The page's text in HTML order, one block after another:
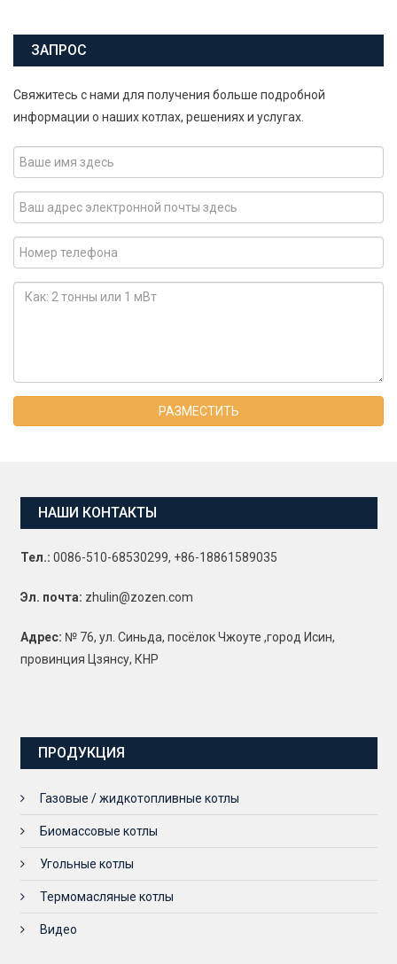
ЗАПРОС
Свяжитесь с нами для получения больше подробной
информации о наших котлах, решениях и услугах.
РАЗМЕСТИТЬ
НАШИ КОНТАКТЫ
Тел.: 0086-510-68530299, +86-18861589035
Эл. почта: zhulin@zozen.com
Адрес: № 76, ул. Синьда, посёлок Чжоуте ,город Исин,
провинция Цзянсу, КНР
ПРОДУКЦИЯ
Газовые / жидкотопливные котлы
Биомассовые котлы
Угольные котлы
Термомасляные котлы
Видео